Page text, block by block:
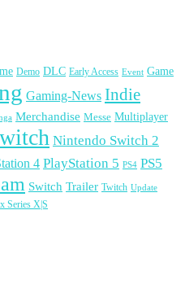
Demo DLC Early Access Event Game
Gaming-News Indie
Merchandise Messe Multiplayer
Nintendo Switch 2
4 PlayStation 5 PS4 PS5
Switch Trailer Twitch Update
Series X|S